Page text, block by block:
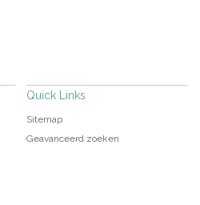
Quick Links
Sitemap
Geavanceerd zoeken